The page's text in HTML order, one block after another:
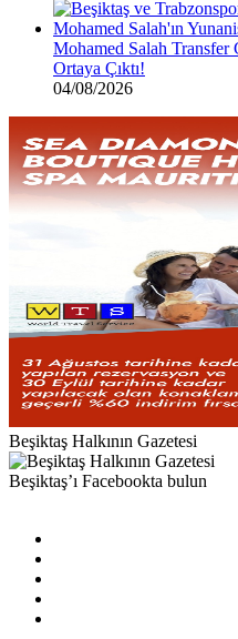
Mohamed Salah Transfer
Ortaya Çıktı!
04/08/2026
Beşiktaş Halkının Gazetesi
Beşiktaş’ı Facebookta bulun